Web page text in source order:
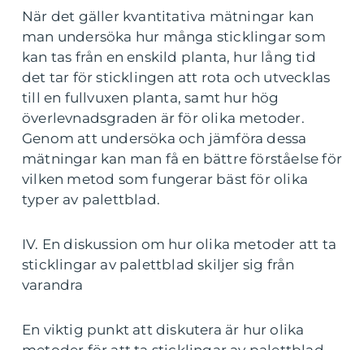
När det gäller kvantitativa mätningar kan
man undersöka hur många sticklingar som
kan tas från en enskild planta, hur lång tid
det tar för sticklingen att rota och utvecklas
till en fullvuxen planta, samt hur hög
överlevnadsgraden är för olika metoder.
Genom att undersöka och jämföra dessa
mätningar kan man få en bättre förståelse för
vilken metod som fungerar bäst för olika
typer av palettblad.
IV. En diskussion om hur olika metoder att ta
sticklingar av palettblad skiljer sig från
varandra
En viktig punkt att diskutera är hur olika